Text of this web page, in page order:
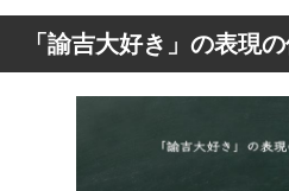
「諭吉大好き」の表現